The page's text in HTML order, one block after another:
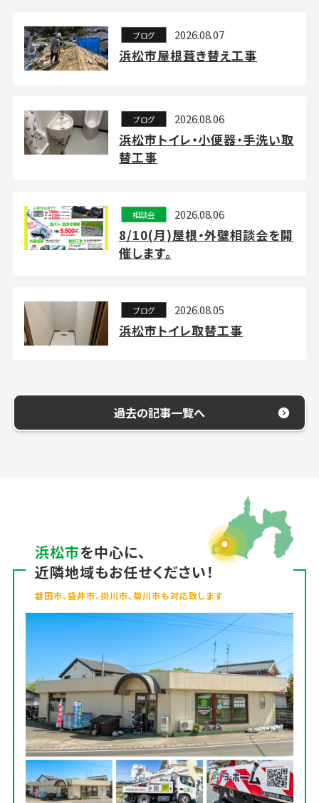
ブログ 2026.08.07
浜松市屋根葺き替え工事
ブログ 2026.08.06
浜松市トイレ・小便器・手洗い取
替工事
相談会 2026.08.06
8/10(月)屋根・外壁相談会を開
催します。
ブログ 2026.08.05
浜松市トイレ取替工事
過去の記事一覧へ
浜松市を中心に、
近隣地域もお任せください！
磐田市、袋井市、掛川市、菊川市も対応致します